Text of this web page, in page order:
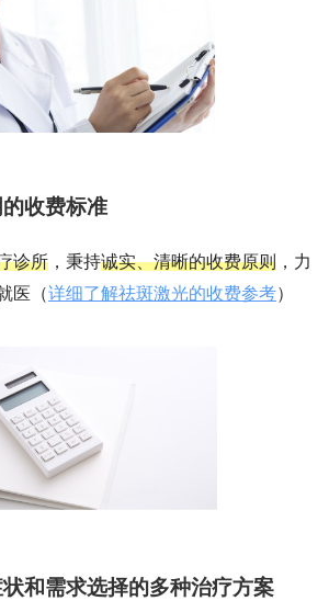
收费标准
诊所 ，秉持诚实、清晰的收费原则 ，力
医（详细了解祛斑激光的收费参考）
和需求选择的多种治疗方案